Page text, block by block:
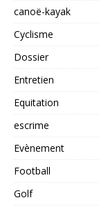
canoë-kayak
Cyclisme
Dossier
Entretien
Equitation
escrime
Evènement
Football
Golf